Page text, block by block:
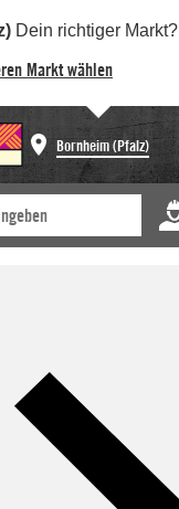
Dein richtiger Markt?
Markt wählen
Bornheim (Pfalz)